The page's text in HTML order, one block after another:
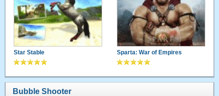
Star Stable Sparta: War of Empires
Bubble Shooter